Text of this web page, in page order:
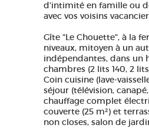
d'intimité en famille ou
avec vos voisins
Gîte "Le Chouette", à la
niveaux, mitoyen à un
indépendantes, dans un
chambres (2 lits 140, 2
Coin cuisine (lave-
séjour (télévision,
chauffage complet
couverte (25 m²) et
non closes, salon de